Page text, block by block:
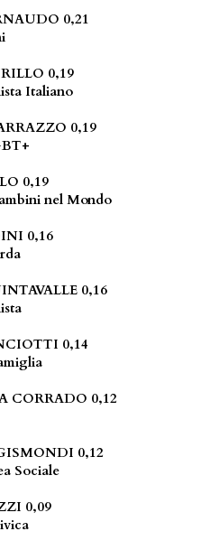
0,21
0,19
Italiano
0,19
0,19
nel Mondo
0,16
0,16
0,14
CORRADO 0,12
0,12
Sociale
0,09